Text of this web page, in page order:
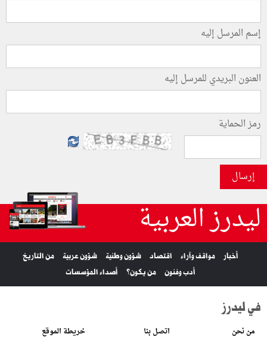
إسم المرسل إليه
العنون البريدي للمرسل إليه
رمز الحماية
إرسال
ليدرز العربية
أخبار مواقف وآراء اقتصاد شؤون وطنية شؤون عربية
من التاريخ
أدب وفنون
من يكون؟ أصداء المؤسسات
في ليدرز
من نحن اتصل بنا خريطة الموقع